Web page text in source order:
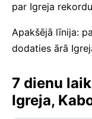
par Igreja
Apakšējā līnija:
dodaties ārā
7 dienu
Igreja,